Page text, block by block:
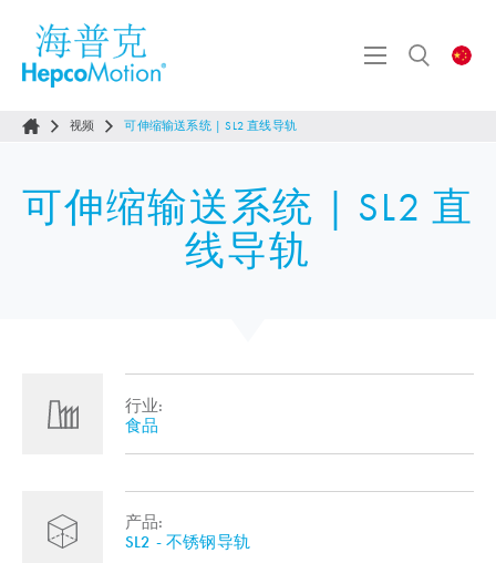
视频 可伸缩输送系统 | SL2 直线导轨
可伸缩输送系统 | SL2 直
线导轨
行业:
食品
产品:
SL2 - 不锈钢导轨